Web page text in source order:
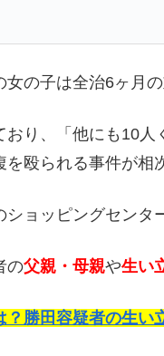
の子は全治6ヶ月の
おり、「他にも10
殴られる事件が相
ョッピングセンタ
の父親・母親や生い
勝田容疑者の生い